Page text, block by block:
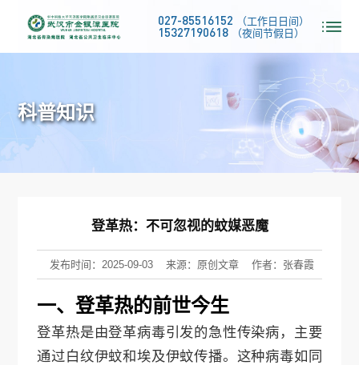
027-85516152 （工作日日间）
15327190618 （夜间节假日）
科普知识
登革热：不可忽视的蚊媒恶魔
发布时间：2025-09-03 来源：原创文章 作者：张春霞
一、登革热的前世今生
登革热是由登革病毒引发的急性传染病，主要
通过白纹伊蚊和埃及伊蚊传播。这种病毒如同